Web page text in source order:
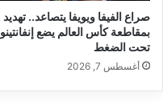
د
ف
ة
ل
صراع الفيفا ويويفا يتصاعد.. تهديد
بمقاطعة كأس العالم يضع إنفانتينو
تحت الضغط
أغسطس 7, 2026